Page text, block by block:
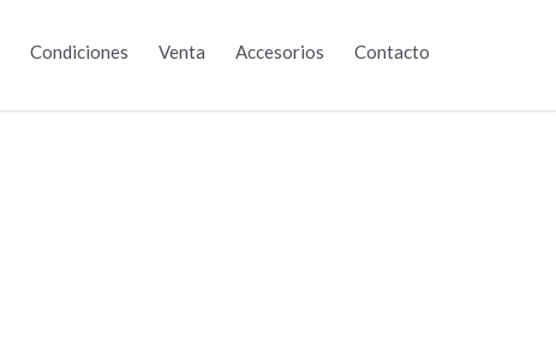
Condiciones Venta Accesorios Contacto